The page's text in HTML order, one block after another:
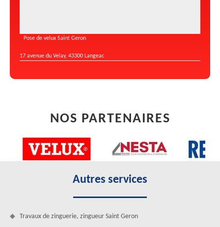
Pose de velux Saint Geron
17 avenue du Velay, 43300 Langeac
NOS PARTENAIRES
Autres services
Travaux de zinguerie, zingueur Saint Geron